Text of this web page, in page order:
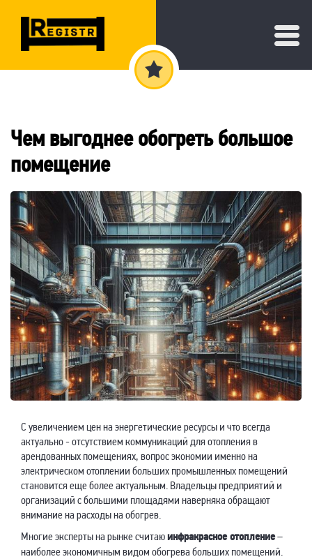
Чем выгоднее обогреть большое
помещение
С увеличением цен на энергетические ресурсы и что всегда
актуально - отсутствием коммуникаций для отопления в
арендованных помещениях, вопрос экономии именно на
электрическом отоплении больших промышленных помещений
становится еще более актуальным. Владельцы предприятий и
организаций с большими площадями наверняка обращают
внимание на расходы на обогрев.
Многие эксперты на рынке считаюинфракрасное отопление–
наиболее экономичным видом обогрева больших помещений.